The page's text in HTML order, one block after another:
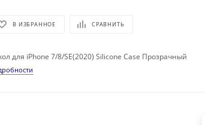
В ИЗБРАННОЕ СРАВНИТЬ
для iPhone 7/8/SE(2020) Silicone Case Прозрачный